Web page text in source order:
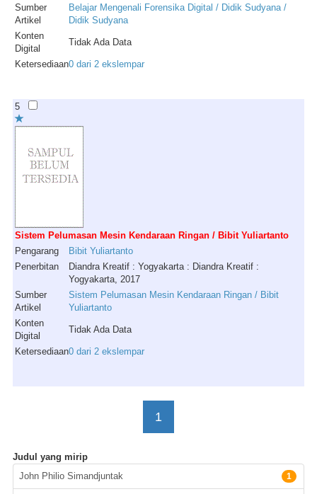
Sumber
Artikel
Belajar Mengenali Forensika Digital / Didik Sudyana /
Didik Sudyana
Konten
Digital
Tidak Ada Data
Ketersediaan0 dari 2 ekslempar
5
Sistem Pelumasan Mesin Kendaraan Ringan / Bibit Yuliartanto
Pengarang
Bibit Yuliartanto
Penerbitan
Diandra Kreatif : Yogyakarta : Diandra Kreatif :
Yogyakarta, 2017
Sumber
Artikel
Sistem Pelumasan Mesin Kendaraan Ringan / Bibit
Yuliartanto
Konten
Digital
Tidak Ada Data
Ketersediaan0 dari 2 ekslempar
1
Judul yang mirip
Pengarang
John Philio Simandjuntak 1